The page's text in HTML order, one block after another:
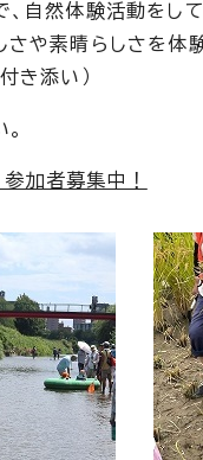
自然体験活動をし
さや素晴らしさを
き添い）
加者募集中！